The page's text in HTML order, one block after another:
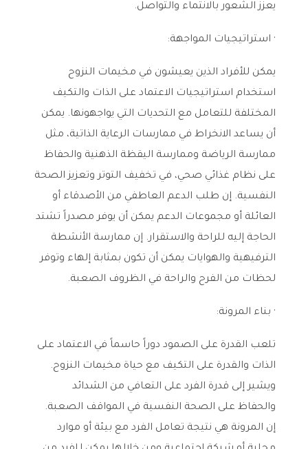
يعزز الشعور بالانتماء والتواصل.
· استراتيجيات المواجهة:
يمكن للأفراد الذين يعيشون في مخيمات النزوح
استخدام استراتيجيات الاعتماد على الذات والتكيف
المختلفة للتعامل مع التحديات التي يواجهونها. يمكن
أن يساعد الانخراط في ممارسات الرعاية الذاتية، مثل
ممارسة الرياضة وممارسة اليقظة الذهنية والحفاظ
على نظام غذائي صحي، في تخفيف التوتر وتعزيز الصحة
النفسية. إن طلب الدعم العاطفي من الأصدقاء أو
العائلة أو مجموعات الدعم يمكن أن يوفر مصدراً تشتد
الحاجة إليه للراحة والاستقرار. إن ممارسة الأنشطة
الترفيهية والهوايات يمكن أن تكون بمثابة إلهاء وتوفر
لحظات من الفرح والراحة في الظروف الصعبة.
· بناء المرونة:
تلعب القدرة على الصمود دوراً حاسماً في الاعتماد على
الذات والقدرة على التكيف مع حياة مخيمات النزوح.
ويشير إلى قدرة الفرد على التعافي من الشدائد
والحفاظ على الصحة النفسية في المواقف الصعبة.
إن المرونة هي نتيجة تعامل الفرد مع بيئة أو موارد